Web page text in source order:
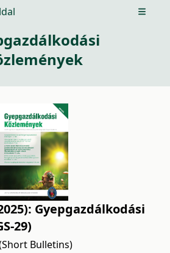
Open
Gyepgazdálkodási
29)
Bulletins)